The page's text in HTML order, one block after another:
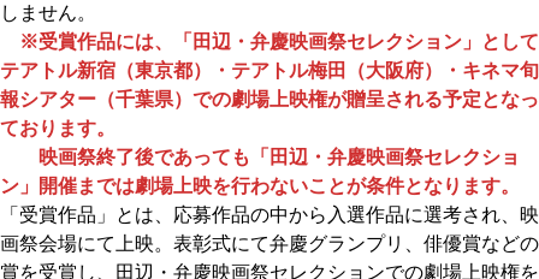
しません。
※受賞作品には、「田辺・弁慶映画祭セレクション」として
テアトル新宿（東京都）・テアトル梅田（大阪府）・キネマ旬
報シアター（千葉県）での劇場上映権が贈呈される予定となっ
ております。
映画祭終了後であっても「田辺・弁慶映画祭セレクショ
ン」開催までは劇場上映を行わないことが条件となります。
「受賞作品」とは、応募作品の中から入選作品に選考され、映
画祭会場にて上映。表彰式にて弁慶グランプリ、俳優賞などの
賞を受賞し、田辺・弁慶映画祭セレクションでの劇場上映権を